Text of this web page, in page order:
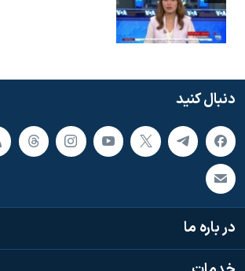
دنبال کنید
در باره ما